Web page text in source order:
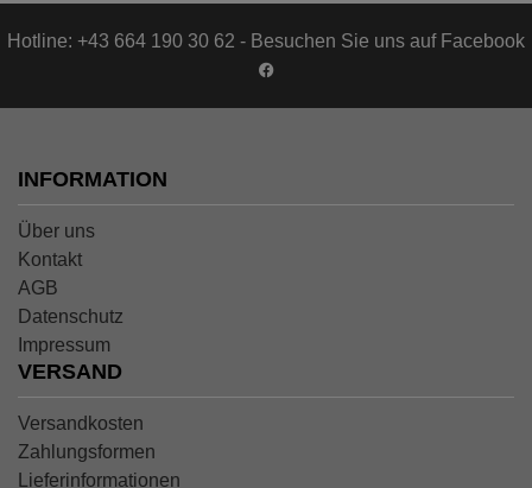
Hotline: +43 664 190 30 62 - Besuchen Sie uns auf Facebook
INFORMATION
Über uns
Kontakt
AGB
Datenschutz
Impressum
VERSAND
Versandkosten
Zahlungsformen
Lieferinformationen